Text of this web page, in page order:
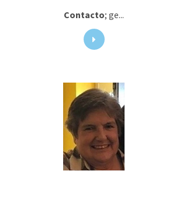
Contacto; ge...